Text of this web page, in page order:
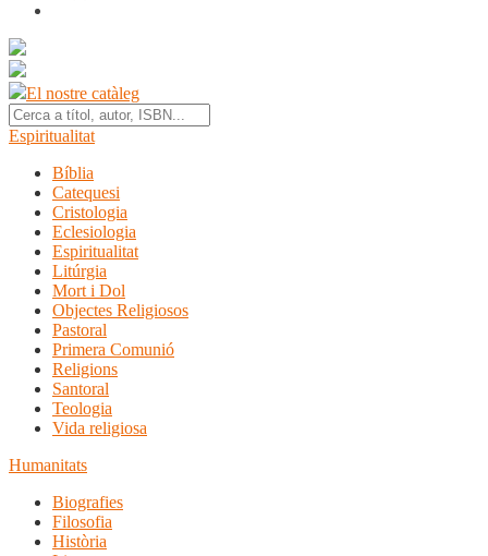
El nostre catàleg
Espiritualitat
Bíblia
Catequesi
Cristologia
Eclesiologia
Espiritualitat
Litúrgia
Mort i Dol
Objectes Religiosos
Pastoral
Primera Comunió
Religions
Santoral
Teologia
Vida religiosa
Humanitats
Biografies
Filosofia
Història